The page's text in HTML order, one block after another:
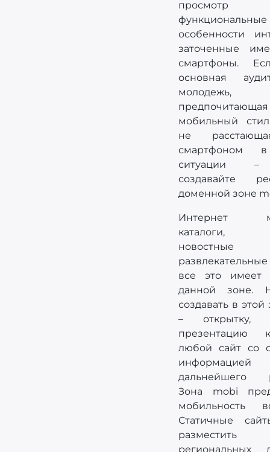
функциональные
особенности
заточенные
смартфоны.
основная
молодежь,
предпочитающая
мобильный
не
смартфоном
ситуации –
создавайте
доменной зоне
Интернет
каталоги,
все это имеет
данной зоне.
создавать в этой
– открытку,
презентацию
любой сайт со
дальнейшего
Зона mobi
мобильность
Статичные
региональных